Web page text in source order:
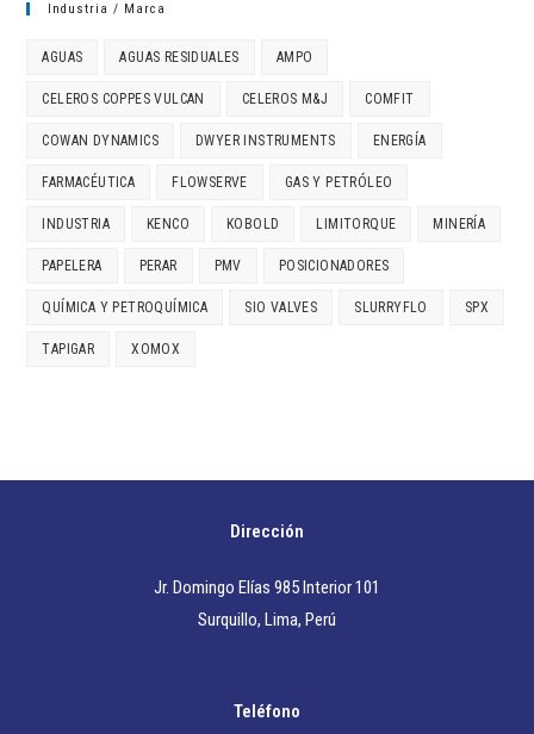
Industria / Marca
AGUAS AGUAS RESIDUALES AMPO
CELEROS COPPES VULCAN CELEROS M&J COMFIT
COWAN DYNAMICS DWYER INSTRUMENTS ENERGÍA
FARMACÉUTICA FLOWSERVE GAS Y PETRÓLEO
INDUSTRIA KENCO KOBOLD LIMITORQUE MINERÍA
PAPELERA PERAR PMV POSICIONADORES
QUÍMICA Y PETROQUÍMICA SIO VALVES SLURRYFLO SPX
TAPIGAR XOMOX
Dirección
Jr. Domingo Elías 985 Interior 101
Surquillo, Lima, Perú
Teléfono